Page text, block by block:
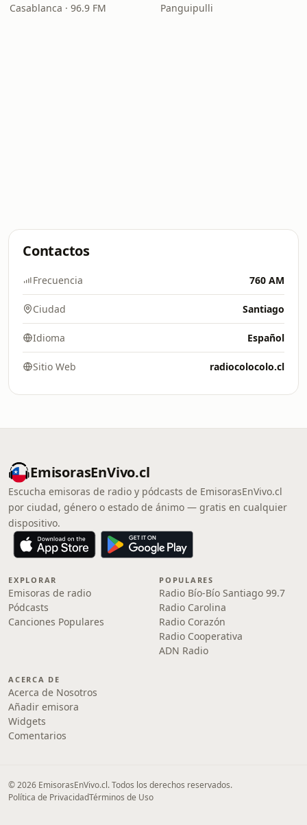
Casablanca · 96.9 FM Panguipulli
Contactos
Frecuencia 760 AM
Ciudad Santiago
Idioma Español
Sitio Web radiocolocolo.cl
EmisorasEnVivo.cl
Escucha emisoras de radio y pódcasts de EmisorasEnVivo.cl
por ciudad, género o estado de ánimo — gratis en cualquier
dispositivo.
EXPLORAR
Emisoras de radio
Pódcasts
Canciones Populares
POPULARES
Radio Bío-Bío Santiago 99.7
Radio Carolina
Radio Corazón
Radio Cooperativa
ADN Radio
ACERCA DE
Acerca de Nosotros
Añadir emisora
Widgets
Comentarios
© 2026 EmisorasEnVivo.cl. Todos los derechos reservados.
Política de PrivacidadTérminos de Uso